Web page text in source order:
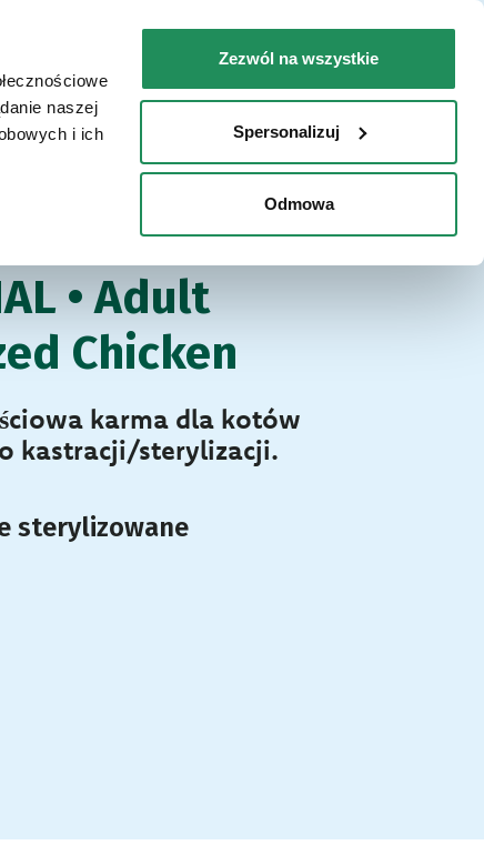
naszej
i ich
Zezwól na wszystkie
Spersonalizuj
Odmowa
Skontaktuj się z nami
KUPIĆ / LOKALIZATOR SKLEPÓW
• Adult
Chicken
karma dla kotów
kastracji/sterylizacji.
sterylizowane